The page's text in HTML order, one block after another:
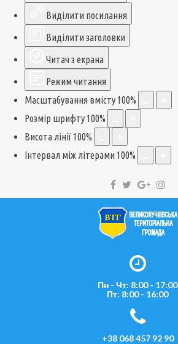
Виділити посилання
Виділити заголовки
Читач з екрана
Режим читання
Масштабування вмісту 100%
Розмір шрифту 100%
Висота лінії 100%
Інтервал між літерами 100%
Пн - Чт: 8:00 - 17:00
Пт: 8:00 - 16:00
+38 068 457 92 90